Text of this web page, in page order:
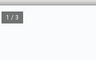
1 / 3